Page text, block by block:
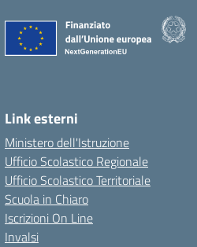
Link esterni
Ministero dell'Istruzione
Ufficio Scolastico Regionale
Ufficio Scolastico Territoriale
Scuola in Chiaro
Iscrizioni On Line
Invalsi